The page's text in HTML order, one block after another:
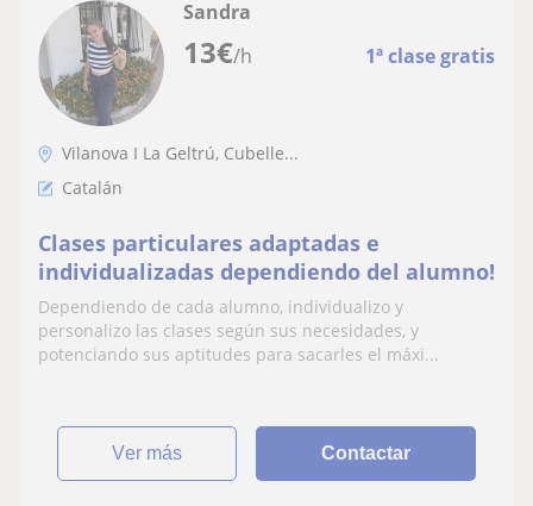
13€/h 1ª clase gratis
Sandra
Vilanova I La Geltrú, Cubelle...
Catalán
Clases particulares adaptadas e
individualizadas dependiendo del alumno!
Dependiendo de cada alumno, individualizo y
personalizo las clases según sus necesidades, y
potenciando sus aptitudes para sacarles el máxi...
ver más Contactar